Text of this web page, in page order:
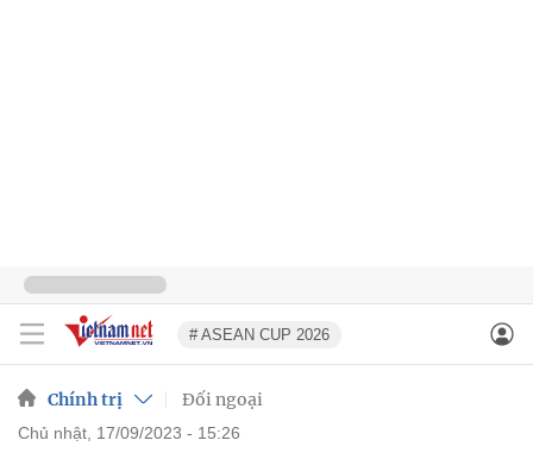
# ASEAN CUP 2026
Chính trị Đối ngoại
chủ nhật, 17/09/2023 - 15:26